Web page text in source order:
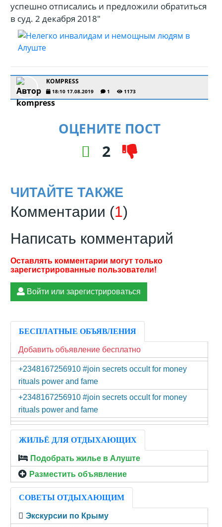
успешно отписались и предложили обратиться
в суд. 2 декабря 2018"
KOMPRESS
18:10 17.08.2019 1 1173
ОЦЕНИТЕ ПОСТ
2
ЧИТАЙТЕ ТАКЖЕ
Комментарии (1)
Написать комментарий
Войти или зарегистрироваться
БЕСПЛАТНЫЕ ОБЪЯВЛЕНИЯ
Добавить объявление бесплатно
+2348167256910 #join secrets occult for money
rituals power and fame
+2348167256910 #join secrets occult for money
rituals power and fame
ЖИЛЬЁ ДЛЯ ОТДЫХАЮЩИХ
Подобрать жилье в Алуште
Разместить объявление
СОВЕТЫ ОТДЫХАЮЩИМ
Экскурсии по Крыму